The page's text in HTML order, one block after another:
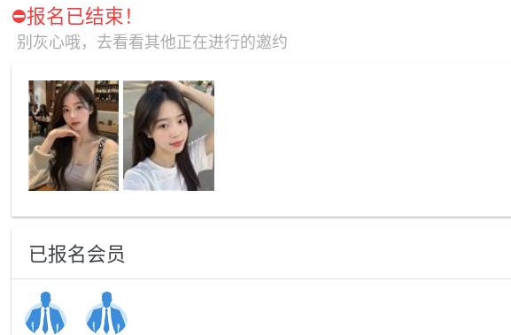
⛔️报名已结束！
别灰心哦，去看看其他正在进行的邀约
已报名会员